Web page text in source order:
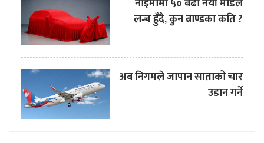
लन्च हुँदै, कुन ब्राण्डका कति ?
अब निगमले जापान साताको चार
उडान गर्ने